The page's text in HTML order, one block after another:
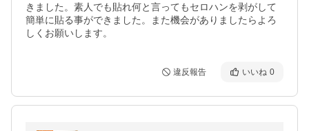
きました。素人でも貼れ何と言ってもセロハンを剥がして
簡単に貼る事ができました。また機会がありましたらよろ
しくお願いします。
違反報告 いいね 0